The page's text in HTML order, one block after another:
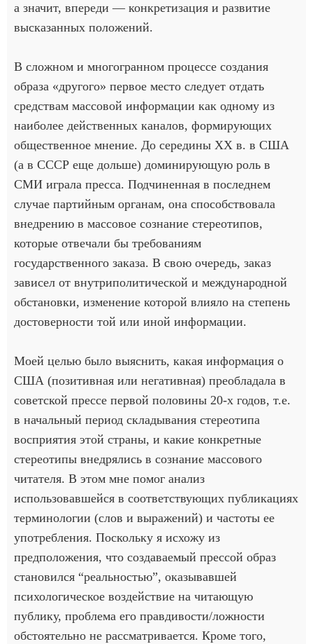
а значит, впереди — конкретизация и развитие
высказанных положений.
В сложном и многогранном процессе создания
образа «другого» первое место следует отдать
средствам массовой информации как одному из
наиболее действенных каналов, формирующих
общественное мнение. До середины ХХ в. в США
(а в СССР еще дольше) доминирующую роль в
СМИ играла пресса. Подчиненная в последнем
случае партийным органам, она способствовала
внедрению в массовое сознание стереотипов,
которые отвечали бы требованиям
государственного заказа. В свою очередь, заказ
зависел от внутриполитической и международной
обстановки, изменение которой влияло на степень
достоверности той или иной информации.
Моей целью было выяснить, какая информация о
США (позитивная или негативная) преобладала в
советской прессе первой половины 20-х годов, т.е.
в начальный период складывания стереотипа
восприятия этой страны, и какие конкретные
стереотипы внедрялись в сознание массового
читателя. В этом мне помог анализ
использовавшейся в соответствующих публикациях
терминологии (слов и выражений) и частоты ее
употребления. Поскольку я исхожу из
предположения, что создаваемый прессой образ
становился “реальностью”, оказывавшей
психологическое воздействие на читающую
публику, проблема его правдивости/ложности
обстоятельно не рассматривается. Кроме того,